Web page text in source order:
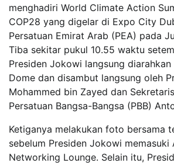
menghadiri World Climate Action
COP28 yang digelar di Expo City
Persatuan Emirat Arab (PEA) pada
Tiba sekitar pukul 10.55 waktu
Presiden Jokowi langsung diarahkan
Dome dan disambut langsung oleh
Mohammed bin Zayed dan
Persatuan Bangsa-Bangsa (PBB)
Ketiganya melakukan foto bersama
sebelum Presiden Jokowi memasuki
Networking Lounge. Selain itu,